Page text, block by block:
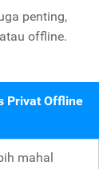
penting,
offline.
Privat Offline
mahal